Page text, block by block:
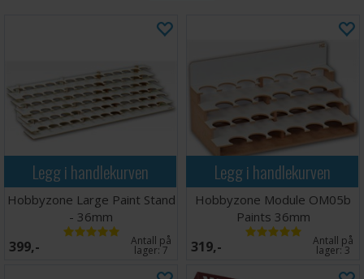
Legg i handlekurven
Hobbyzone Large Paint Stand
- 36mm
399,- Antall på
lager:7
Legg i handlekurven
Hobbyzone Module OM05b
Paints 36mm
319,- Antall på
lager:3